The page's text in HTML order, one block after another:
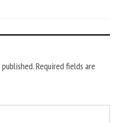
Required fields are